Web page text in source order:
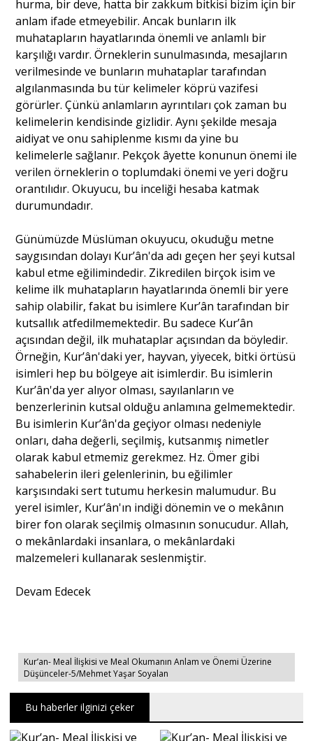
hurma, bir deve, hatta bir zakkum bitkisi bizim için bir
anlam ifade etmeyebilir. Ancak bunların ilk
muhatapların hayatlarında önemli ve anlamlı bir
karşılığı vardır. Örneklerin sunulmasında, mesajların
verilmesinde ve bunların muhataplar tarafından
algılanmasında bu tür kelimeler köprü vazifesi
görürler. Çünkü anlamların ayrıntıları çok zaman bu
kelimelerin kendisinde gizlidir. Aynı şekilde mesaja
aidiyat ve onu sahiplenme kısmı da yine bu
kelimelerle sağlanır. Pekçok âyette konunun önemi ile
verilen örneklerin o toplumdaki önemi ve yeri doğru
orantılıdır. Okuyucu, bu inceliği hesaba katmak
durumundadır.
Günümüzde Müslüman okuyucu, okuduğu metne
saygısından dolayı Kur’ân'da adı geçen her şeyi kutsal
kabul etme eğilimindedir. Zikredilen birçok isim ve
kelime ilk muhatapların hayatlarında önemli bir yere
sahip olabilir, fakat bu isimlere Kur’ân tarafından bir
kutsallık atfedilmemektedir. Bu sadece Kur’ân
açısından değil, ilk muhataplar açısından da böyledir.
Örneğin, Kur’ân'daki yer, hayvan, yiyecek, bitki örtüsü
isimleri hep bu bölgeye ait isimlerdir. Bu isimlerin
Kur’ân'da yer alıyor olması, sayılanların ve
benzerlerinin kutsal olduğu anlamına gelmemektedir.
Bu isimlerin Kur’ân'da geçiyor olması nedeniyle
onları, daha değerli, seçilmiş, kutsanmış nimetler
olarak kabul etmemiz gerekmez. Hz. Ömer gibi
sahabelerin ileri gelenlerinin, bu eğilimler
karşısındaki sert tutumu herkesin malumudur. Bu
yerel isimler, Kur’ân'ın indiği dönemin ve o mekânın
birer fon olarak seçilmiş olmasının sonucudur. Allah,
o mekânlardaki insanlara, o mekânlardaki
malzemeleri kullanarak seslenmiştir.
Devam Edecek
Kur’an- Meal İlişkisi ve Meal Okumanın Anlam ve Önemi Üzerine
Düşünceler-5/Mehmet Yaşar Soyalan
Bu haberler ilginizi çeker